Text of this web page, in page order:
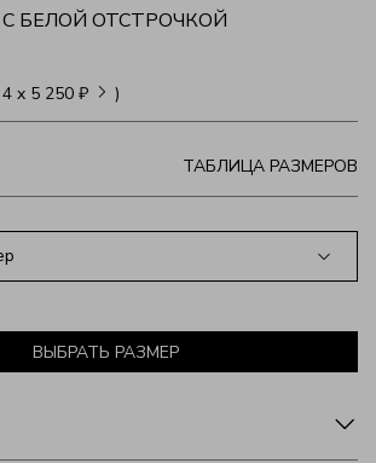
БЕЛОЙ ОТСТРОЧКОЙ
x 5 250 ₽ )
ТАБЛИЦА РАЗМЕРОВ
ВЫБРАТЬ РАЗМЕР